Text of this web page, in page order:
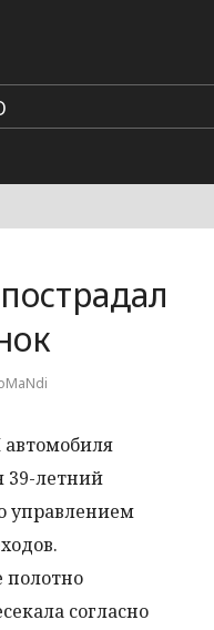
39-летний
управлением
полотно
согласно